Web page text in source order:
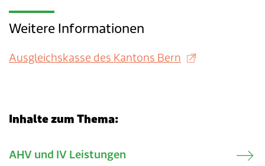
Weitere Informationen
Ausgleichskasse des Kantons Bern
Verwandte Inhalte
Inhalte zum Thema:
AHV und IV Leistungen